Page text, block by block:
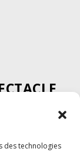
des technologies